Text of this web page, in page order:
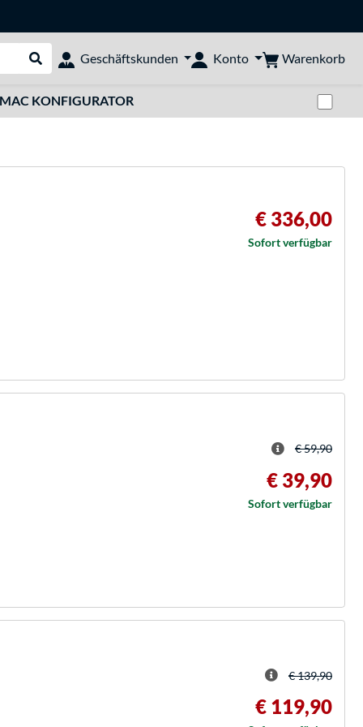
Suche durchführen
Geschäftskunden Konto Warenkorb
KONFIGURATOR
€ 336,00
Sofort verfügbar
€ 59,90
€ 39,90
Sofort verfügbar
€ 139,90
€ 119,90